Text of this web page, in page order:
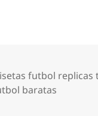
futbol replicas
baratas